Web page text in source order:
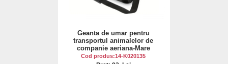
Geanta de umar pentru
transportul animalelor de
companie aeriana-Mare
Cod produs:14-K020135